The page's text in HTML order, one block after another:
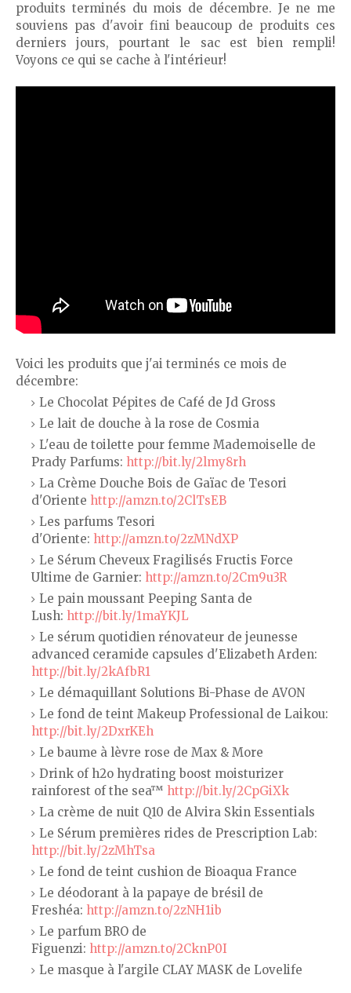
produits terminés du mois de décembre. Je ne me
souviens pas d'avoir fini beaucoup de produits ces
derniers jours, pourtant le sac est bien rempli!
Voyons ce qui se cache à l'intérieur!
Voici les produits que j'ai terminés ce mois de
décembre:
Le Chocolat Pépites de Café de Jd Gross
Le lait de douche à la rose de Cosmia
L'eau de toilette pour femme Mademoiselle de
Prady Parfums: http://bit.ly/2lmy8rh
La Crème Douche Bois de Gaïac de Tesori
d'Oriente http://amzn.to/2ClTsEB
Les parfums Tesori
d'Oriente: http://amzn.to/2zMNdXP
Le Sérum Cheveux Fragilisés Fructis Force
Ultime de Garnier: http://amzn.to/2Cm9u3R
Le pain moussant Peeping Santa de
Lush: http://bit.ly/1maYKJL
Le sérum quotidien rénovateur de jeunesse
advanced ceramide capsules d'Elizabeth Arden:
http://bit.ly/2kAfbR1
Le démaquillant Solutions Bi-Phase de AVON
Le fond de teint Makeup Professional de Laikou:
http://bit.ly/2DxrKEh
Le baume à lèvre rose de Max & More
Drink of h2o hydrating boost moisturizer
rainforest of the sea™ http://bit.ly/2CpGiXk
La crème de nuit Q10 de Alvira Skin Essentials
Le Sérum premières rides de Prescription Lab:
http://bit.ly/2zMhTsa
Le fond de teint cushion de Bioaqua France
Le déodorant à la papaye de brésil de
Freshéa: http://amzn.to/2zNH1ib
Le parfum BRO de
Figuenzi: http://amzn.to/2CknP0I
Le masque à l'argile CLAY MASK de Lovelife